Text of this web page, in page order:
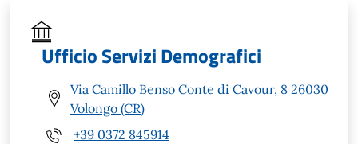
Ufficio Servizi Demografici
Via Camillo Benso Conte di Cavour, 8 26030
Volongo (CR)
+39 0372 845914